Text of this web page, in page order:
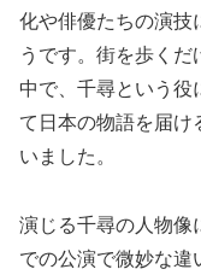
化や俳優たちの演技
うです。街を歩く
中で、千尋という役
て日本の物語を届け
いました。
演じる千尋の人物像
での公演で微妙な違